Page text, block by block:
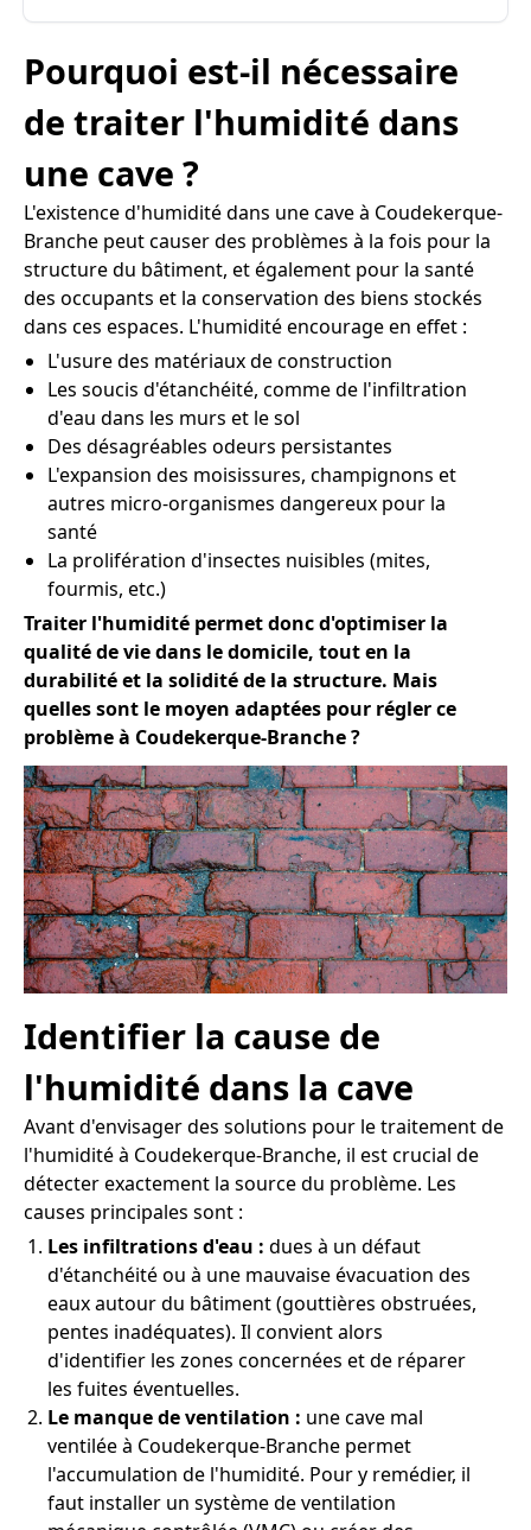
Pourquoi est-il nécessaire
de traiter l'humidité dans
une cave ?
L'existence d'humidité dans une cave à Coudekerque-
Branche peut causer des problèmes à la fois pour la
structure du bâtiment, et également pour la santé
des occupants et la conservation des biens stockés
dans ces espaces. L'humidité encourage en effet :
L'usure des matériaux de construction
Les soucis d'étanchéité, comme de l'infiltration
d'eau dans les murs et le sol
Des désagréables odeurs persistantes
L'expansion des moisissures, champignons et
autres micro-organismes dangereux pour la
santé
La prolifération d'insectes nuisibles (mites,
fourmis, etc.)
Traiter l'humidité permet donc d'optimiser la
qualité de vie dans le domicile, tout en la
durabilité et la solidité de la structure. Mais
quelles sont le moyen adaptées pour régler ce
problème à Coudekerque-Branche ?
Identifier la cause de
l'humidité dans la cave
Avant d'envisager des solutions pour le traitement de
l'humidité à Coudekerque-Branche, il est crucial de
détecter exactement la source du problème. Les
causes principales sont :
Les infiltrations d'eau : dues à un défaut
d'étanchéité ou à une mauvaise évacuation des
eaux autour du bâtiment (gouttières obstruées,
pentes inadéquates). Il convient alors
d'identifier les zones concernées et de réparer
les fuites éventuelles.
Le manque de ventilation : une cave mal
ventilée à Coudekerque-Branche permet
l'accumulation de l'humidité. Pour y remédier, il
faut installer un système de ventilation